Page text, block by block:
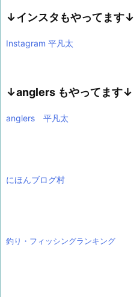
↓インスタもやってます↓
Instagram 平凡太
↓anglers もやってます↓
anglers 平凡太
にほんブログ村
釣り・フィッシングランキング